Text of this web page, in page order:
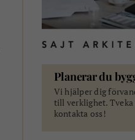
Planerar du
Vi hjälper dig
till verklighet.
kontakta oss!